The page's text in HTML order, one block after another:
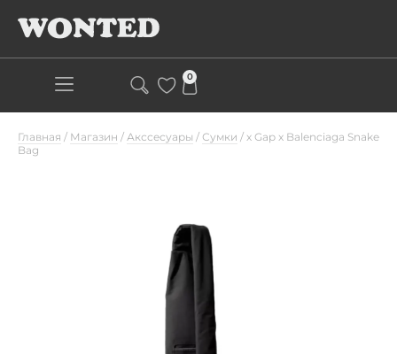
0
Главная / Магазин / Акссесуары / Сумки / х Gap x Balenciaga Snake
Bag